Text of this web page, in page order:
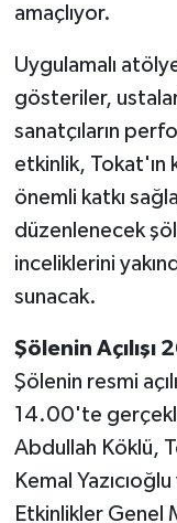
amaçlıyor.
Uygulamalı
gösteriler,
sanatçıların
etkinlik, Tokat'ın
önemli katkı
düzenlenecek
inceliklerini
sunacak.
Şölenin Açılışı
Şölenin resmi
14.00'te
Abdullah Köklü,
Kemal
Etkinlikler Genel